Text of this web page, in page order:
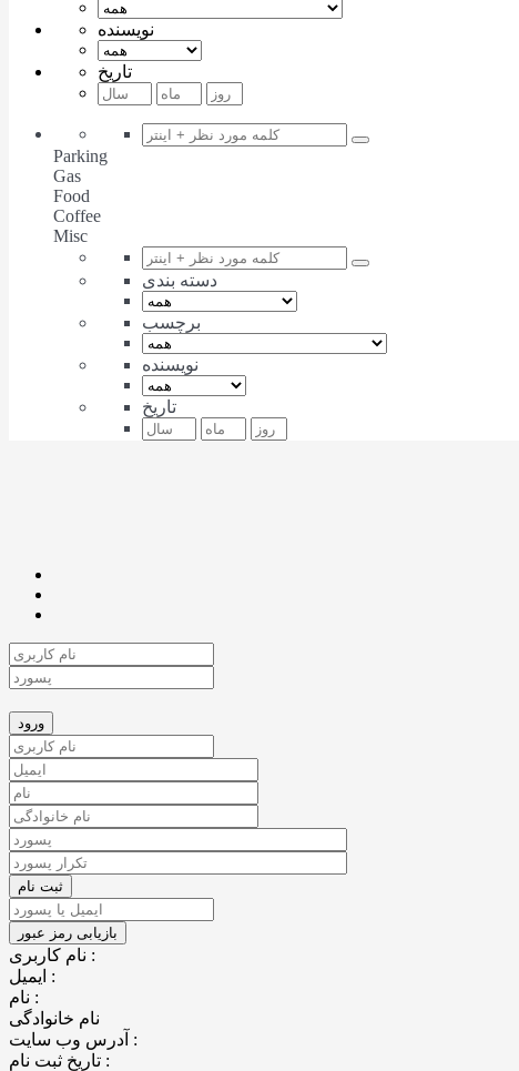
نویسنده
تاریخ
Parking
Gas
Food
Coffee
Misc
دسته بندی
برچسب
نویسنده
تاریخ
نام کاربری :
ایمیل :
نام :
نام خانوادگی
آدرس وب سایت :
تاریخ ثبت نام :